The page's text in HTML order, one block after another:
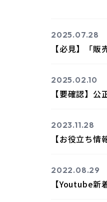
2025.07.28
【必見】「
2025.02.10
【要確認】
2023.11.28
【お役立ち
2022.08.29
【Youtube新